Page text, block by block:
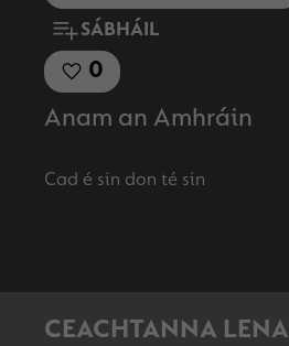
SÁBHÁIL
0
Anam an Amhráin
CEACHTANNA LENA